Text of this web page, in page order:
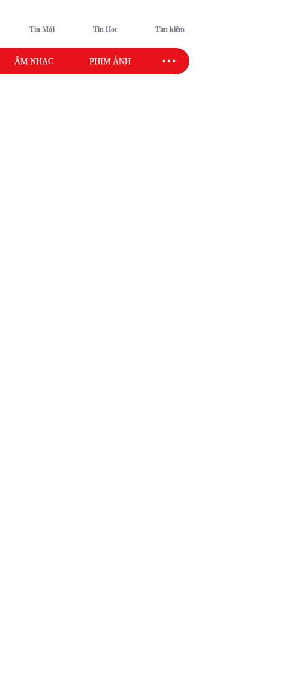
Tin Mới Tin Hot Tìm kiếm
ÂM NHẠC PHIM ẢNH SAO SPORT